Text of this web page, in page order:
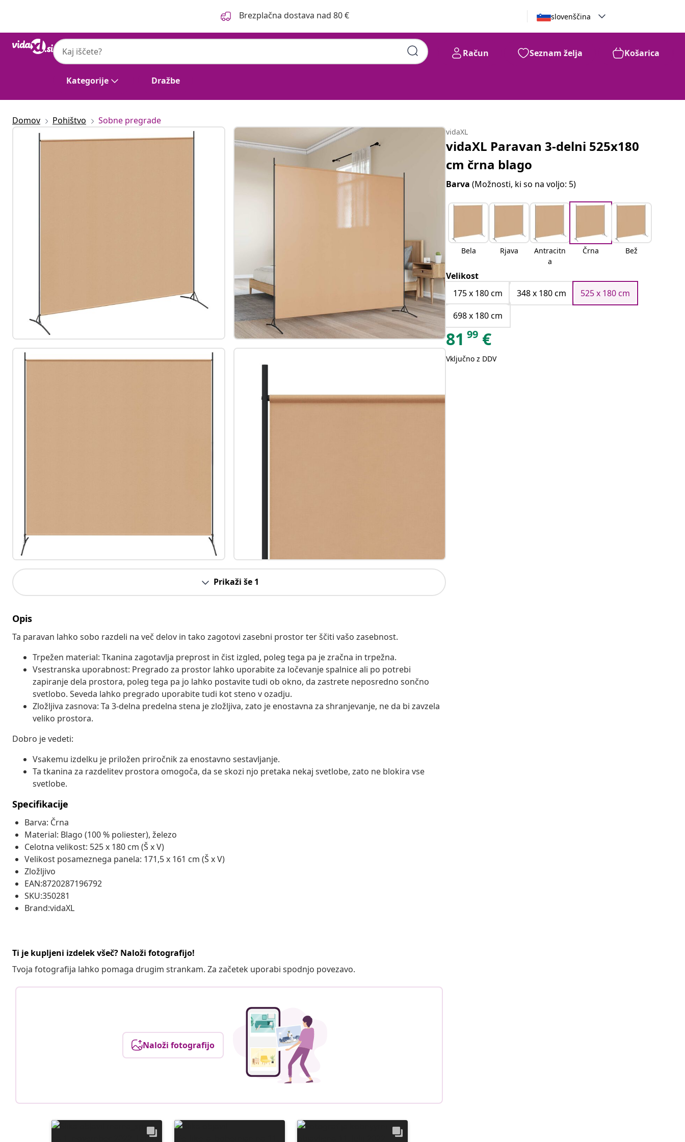
Brezplačna dostava nad 80 € slovenščina
Kategorije Dražbe
Račun Seznam želja Košarica
Domov Pohištvo Sobne pregrade
Prikaži še 1
Opis
Ta paravan lahko sobo razdeli na več delov in tako zagotovi zasebni prostor ter ščiti vašo zasebnost.
Trpežen material: Tkanina zagotavlja preprost in čist izgled, poleg tega pa je zračna in trpežna.
Vsestranska uporabnost: Pregrado za prostor lahko uporabite za ločevanje spalnice ali po potrebi
zapiranje dela prostora, poleg tega pa jo lahko postavite tudi ob okno, da zastrete neposredno sončno
svetlobo. Seveda lahko pregrado uporabite tudi kot steno v ozadju.
Zložljiva zasnova: Ta 3-delna predelna stena je zložljiva, zato je enostavna za shranjevanje, ne da bi zavzela
veliko prostora.
Dobro je vedeti:
Vsakemu izdelku je priložen priročnik za enostavno sestavljanje.
Ta tkanina za razdelitev prostora omogoča, da se skozi njo pretaka nekaj svetlobe, zato ne blokira vse
svetlobe.
Specifikacije
Barva: Črna
Material: Blago (100 % poliester), železo
Celotna velikost: 525 x 180 cm (Š x V)
Velikost posameznega panela: 171,5 x 161 cm (Š x V)
Zložljivo
EAN:8720287196792
SKU:350281
Brand:vidaXL
Ti je kupljeni izdelek všeč? Naloži fotografijo!
Tvoja fotografija lahko pomaga drugim strankam. Za začetek uporabi spodnjo povezavo.
Naloži fotografijo
vidaXL
vidaXL Paravan 3-delni 525x180
cm črna blago
Barva(Možnosti, ki so na voljo: 5)
Bela Rjava
Antracitn
a
Črna Bež
Velikost
175 x 180 cm
348 x 180 cm
525 x 180 cm
698 x 180 cm
81 99 €
Vključno z DDV